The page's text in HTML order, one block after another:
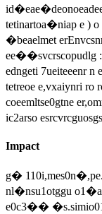
tetinartoa�niap e ) o
�beaelmet
ee��svcrscopudlg
edngeti 7ueiteeenr
tetreoe e,vxaiynri ro
coeemltse0gtne
ic2arso
Impact
g�
nl�nsu1otggu
e0c3��